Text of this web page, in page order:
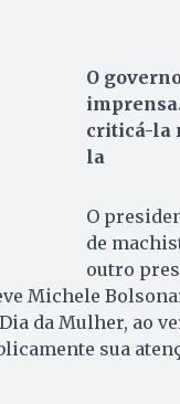
O
criticá-la
la
O
de
outro
Michele
da Mulher, ao
sua